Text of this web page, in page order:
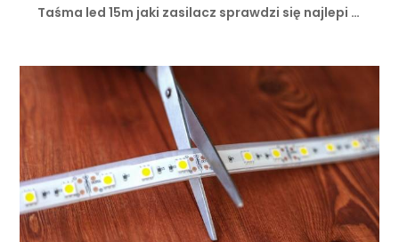
Taśma led 15m jaki zasilacz sprawdzi się najlepi …